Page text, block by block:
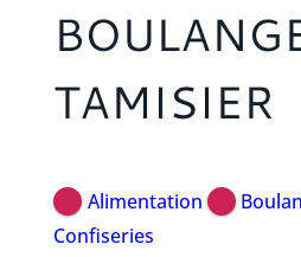
TAMISIER
Alimentation
Confiseries